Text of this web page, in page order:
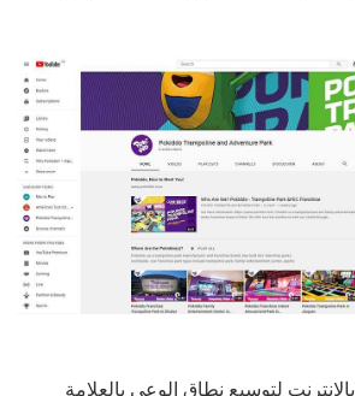
لتوسيع نطاق الوعي بالعلامة